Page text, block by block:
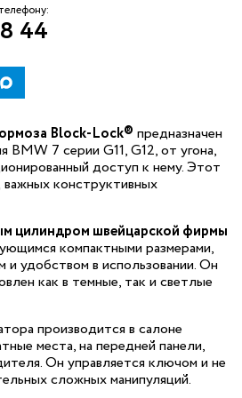
44
Block-Lock® предназначен
7 серии G11, G12, от угона,
доступ к нему. Этот
конструктивных
цилиндром швейцарской фирмы
компактными размерами,
и удобством в использовании. Он
как в темные, так и светлые
производится в салоне
места, на передней панели,
Он управляется ключом и не
сложных манипуляций.